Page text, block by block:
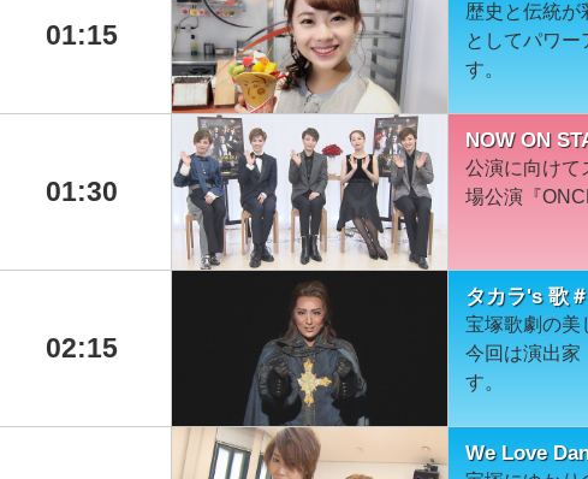
01:15
歴史と伝統が
としてパワー
す。
01:30
NOW ON
公演に向けて
場公演『
02:15
タカラ's 歌
宝塚歌劇の美
今回は演出家
す。
We Love